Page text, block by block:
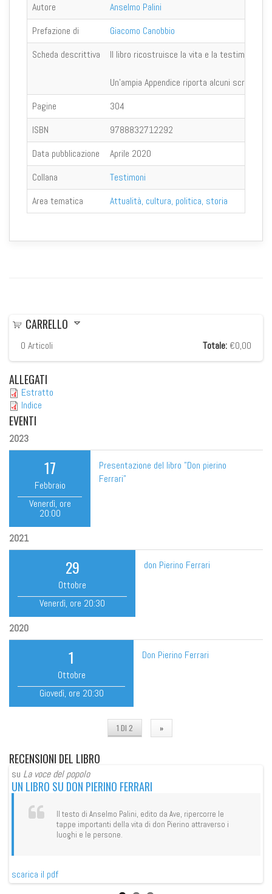
Autore
Anselmo Palini
Prefazione di
Giacomo Canobbio
Scheda descrittiva
Il libro ricostruisce la vita e la
Un’ampia Appendice riporta alcuni scritti
Pagine
304
ISBN
9788832712292
Data pubblicazione
Aprile 2020
Collana
Testimoni
Area tematica
Attualità, cultura, politica, storia
CARRELLO
0 Articoli Totale: €0,00
ALLEGATI
Estratto
Indice
EVENTI
2023
17
Febbraio
Venerdì, ore
20:00
Presentazione del libro "Don pierino
Ferrari"
2021
29
Ottobre
Venerdì, ore 20:30
don Pierino Ferrari
2020
1
Ottobre
Giovedì, ore 20:30
Don Pierino Ferrari
1 DI 2 »
RECENSIONI DEL LIBRO
su La voce del popolo
UN LIBRO SU DON PIERINO FERRARI
Il testo di Anselmo Palini, edito da Ave, ripercorre le
tappe importanti della vita di don Pierino attraverso i
luoghi e le persone.
scarica il pdf